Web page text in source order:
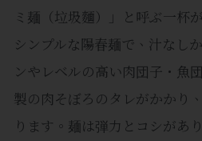
ミ麺（垃圾麵）」と呼ぶ一杯
シンプルな陽春麺で、汁なし
ンやレベルの高い肉団子・魚
製の肉そぼろのタレがかかり
ります。麺は弾力とコシがあ